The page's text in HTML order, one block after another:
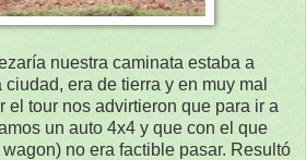
nuestra caminata estaba a
era de tierra y en muy mal
el tour nos advirtieron que para ir a
un auto 4x4 y que con el que
no era factible pasar. Resultó